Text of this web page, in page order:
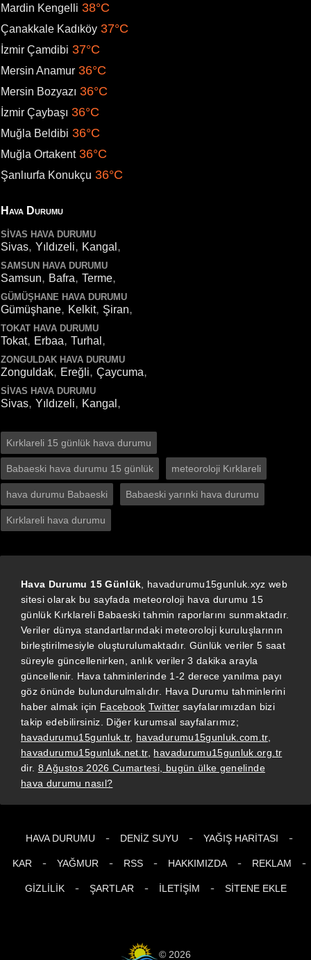
Mardin Kengelli 38°C
Çanakkale Kadıköy 37°C
İzmir Çamdibi 37°C
Mersin Anamur 36°C
Mersin Bozyazı 36°C
İzmir Çaybaşı 36°C
Muğla Beldibi 36°C
Muğla Ortakent 36°C
Şanlıurfa Konukçu 36°C
Hava Durumu
SIVAS HAVA DURUMU
Sivas, Yıldızeli, Kangal ,
SAMSUN HAVA DURUMU
Samsun, Bafra, Terme,
GÜMÜŞHANE HAVA DURUMU
Gümüşhane, Kelkit, Şiran,
TOKAT HAVA DURUMU
Tokat, Erbaa, Turhal ,
ZONGULDAK HAVA DURUMU
Zonguldak, Ereğli, Çaycuma,
SIVAS HAVA DURUMU
Sivas, Yıldızeli, Kangal ,
Kırklareli 15 günlük hava durumu
Babaeski hava durumu 15 günlük meteoroloji Kırklareli
hava durumu Babaeski Babaeski yarınki hava durumu
Kırklareli hava durumu
Hava Durumu 15 Günlük , havadurumu15gunluk.xyz web
sitesi olarak bu sayfada meteoroloji hava durumu 15
günlük Kırklareli Babaeski tahmin raporlarını sunmaktadır.
Veriler dünya standartlarındaki meteoroloji kuruluşlarının
birleştirilmesiyle oluşturulumaktadır. Günlük veriler 5 saat
süreyle güncellenirken, anlık veriler 3 dakika arayla
güncellenir. Hava tahminlerinde 1-2 derece yanılma payı
göz önünde bulundurulmalıdır. Hava Durumu tahminlerini
haber almak için Facebook Twitter sayfalarımızdan bizi
takip edebilirsiniz. Diğer kurumsal sayfalarımız;
havadurumu15gunluk.tr, havadurumu15gunluk.com.tr,
havadurumu15gunluk.net.tr, havadurumu15gunluk.org.tr
dir. 8 Ağustos 2026 Cumartesi, bugün ülke genelinde
hava durumu nasıl?
HAVA DURUMU - DENIZ SUYU - YAĞIŞ HARITASI -
KAR - YAĞMUR - RSS - HAKKIMIZDA - REKLAM -
GIZLILIK - ŞARTLAR - İLETIŞIM - SITENE EKLE
© 2026